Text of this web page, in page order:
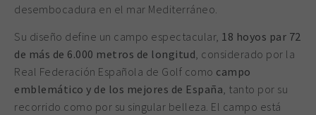
desembocadura en el mar Mediterráneo.
Su diseño define un campo espectacular, 18 hoyos par 72
de más de 6.000 metros de longitud, considerado por la
Real Federación Española de Golf como campo
emblemático y de los mejores de España, tanto por su
recorrido como por su singular belleza. El campo está